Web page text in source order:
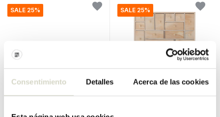
Consentimiento Detalles Acerca de las cookies
SALE 25%
Nordal
SALE 25%